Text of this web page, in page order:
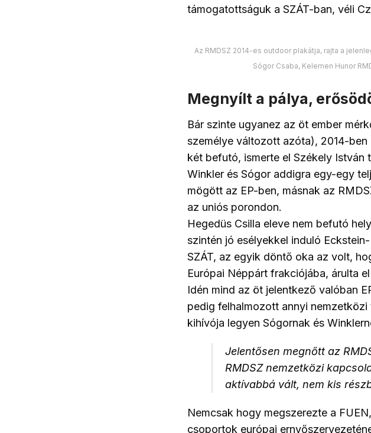
támogatottságuk a SZÁT-ban, véli
Az RMDSZ 2014-es outdoor plakátja, rajta a
Sógor Csaba, Kelemen Hunor
Megnyílt a pálya,
Bár szinte ugyanez az öt ember
személye változott azóta), 2014-
két befutó, ismerte el Székely István
Winkler és Sógor addigra egy-egy
mögött az EP-ben, másnak az
az uniós porondon.
Hegedüs Csilla eleve nem befutó
szintén jó esélyekkel induló
SZÁT, az egyik döntő oka az volt,
Európai Néppárt frakciójába, árulta
Idén mind az öt jelentkező valóban
pedig felhalmozott annyi
kihívója legyen Sógornak és
Jelentősen megnőtt az
RMDSZ nemzetközi
aktívabbá vált, nem kis
Nemcsak hogy megszerezte a
csoportok európai